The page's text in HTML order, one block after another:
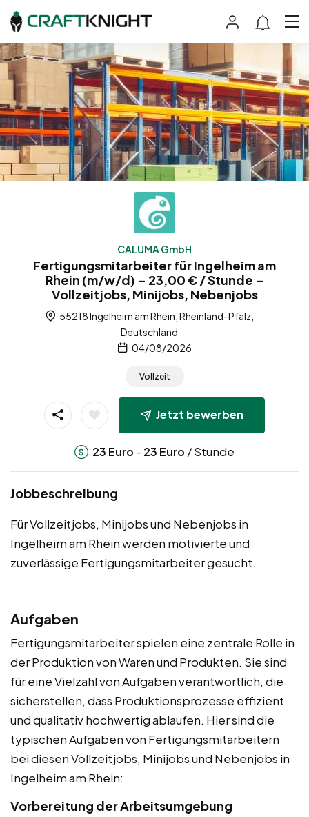
CALUMA GmbH
Fertigungsmitarbeiter für Ingelheim am
Rhein (m/w/d) – 23,00 € / Stunde –
Vollzeitjobs, Minijobs, Nebenjobs
55218 Ingelheim am Rhein, Rheinland-Pfalz,
Deutschland
04/08/2026
Vollzeit
Jetzt bewerben
23 Euro - 23 Euro / Stunde
Jobbeschreibung
Für Vollzeitjobs, Minijobs und Nebenjobs in
Ingelheim am Rhein werden motivierte und
zuverlässige Fertigungsmitarbeiter gesucht.
Aufgaben
Fertigungsmitarbeiter spielen eine zentrale Rolle in
der Produktion von Waren und Produkten. Sie sind
für eine Vielzahl von Aufgaben verantwortlich, die
sicherstellen, dass Produktionsprozesse effizient
und qualitativ hochwertig ablaufen. Hier sind die
typischen Aufgaben von Fertigungsmitarbeitern
bei diesen Vollzeitjobs, Minijobs und Nebenjobs in
Ingelheim am Rhein:
Vorbereitung der Arbeitsumgebung